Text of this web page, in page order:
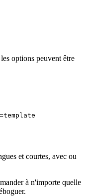
options peuvent être
et courtes, avec ou
à n'importe quelle